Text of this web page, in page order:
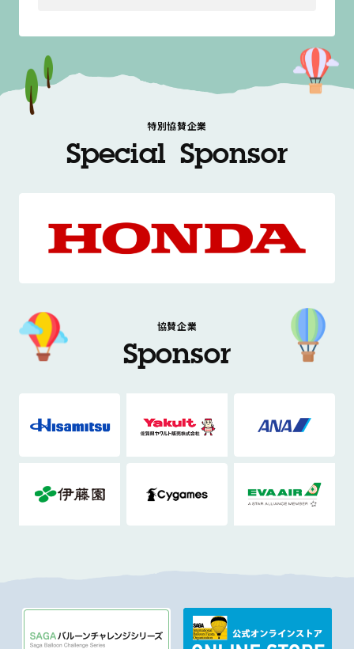
特別協賛企業
Special Sponsor
協賛企業
Sponsor